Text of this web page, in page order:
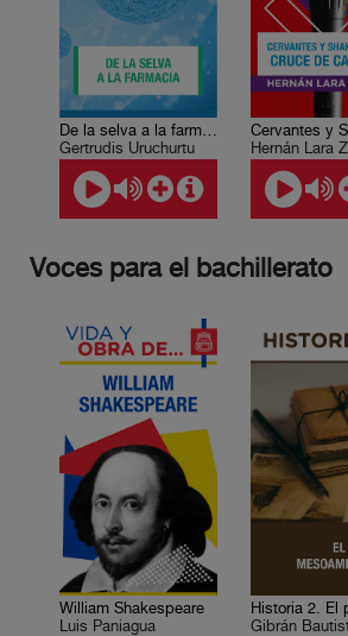
De la selva a la farmacia
Gertrudis Uruchurtu
Hernán Lara
Voces para el bachillerato
William Shakespeare
Luis Paniagua